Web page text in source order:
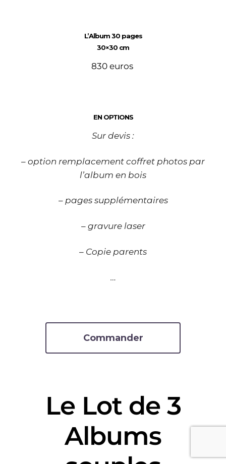
L’Album 30 pages
30×30 cm
830 euros
EN OPTIONS
Sur devis :
– option remplacement coffret photos par
l’album en bois
– pages supplémentaires
– gravure laser
– Copie parents
…
Commander
Le Lot de 3
Albums